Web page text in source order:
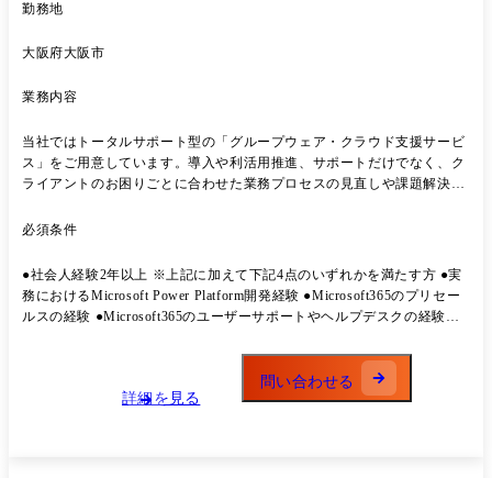
勤務地
大阪府大阪市
業務内容
当社ではトータルサポート型の「グループウェア・クラウド支援サービ
ス」をご用意しています。導入や利活用推進、サポートだけでなく、ク
ライアントのお困りごとに合わせた業務プロセスの見直しや課題解決で
には… (1)導入支援 ∟グループウェアの導入を検討中のクライアントに
用推進 ∟グループウェア導入後のサービス利活用について、ライセンス
や設定状況を踏まえアドバイザリー支援を実施します。 場合によっては
外部連携サービスの導入をご支援することもあります。 (3)業務改善
独自のメソッド・ツールも取り入れ クライアントの業務DX、デジタル
化推進を目指して二人三脚で伴走します。 (4)テクニカルサポート ∟サ
ービス利用における相談ごとなど、各種お問い合わせに対応します。 グ
必須条件
●社会人経験2年以上 ※上記に加えて下記4点のいずれかを満たす方 ●実
務におけるMicrosoft Power Platform開発経験 ●Microsoft365のプリセー
ルスの経験 ●Microsoft365のユーザーサポートやヘルプデスクの経験
詳細を見る
問い合わせる